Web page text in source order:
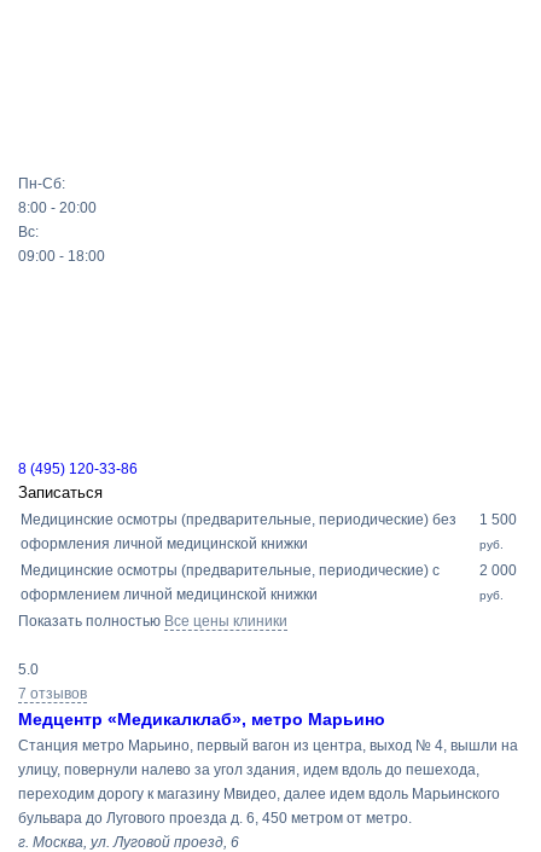
Пн-Сб:
8:00 - 20:00
Вс:
09:00 - 18:00
8 (495) 120-33-86
Записаться
Медицинские осмотры (предварительные, периодические) без
оформления личной медицинской книжки
1 500
руб.
Медицинские осмотры (предварительные, периодические) с
оформлением личной медицинской книжки
2 000
руб.
Показать полностью Все цены клиники
5.0
7 отзывов
Медцентр «Медикалклаб», метро Марьино
Станция метро Марьино, первый вагон из центра, выход № 4, вышли на
улицу, повернули налево за угол здания, идем вдоль до пешехода,
переходим дорогу к магазину Мвидео, далее идем вдоль Марьинского
бульвара до Лугового проезда д. 6, 450 метром от метро.
г. Москва, ул. Луговой проезд, 6